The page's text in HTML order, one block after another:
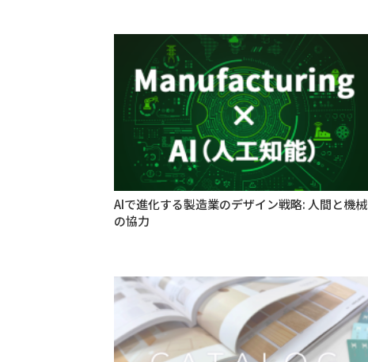
AIで進化する製造業のデザイン戦略: 人間と機械
の協力